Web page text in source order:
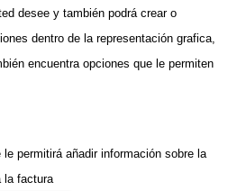
desee y también podrá crear o
dentro de la representación grafica,
encuentra opciones que le permiten
le permitirá añadir información sobre la
la factura